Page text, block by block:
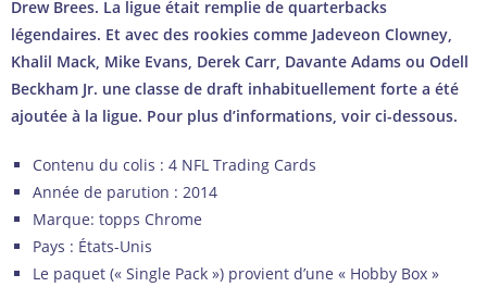
Drew Brees. La ligue était remplie de quarterbacks
légendaires. Et avec des rookies comme Jadeveon Clowney,
Khalil Mack, Mike Evans, Derek Carr, Davante Adams ou Odell
Beckham Jr. une classe de draft inhabituellement forte a été
ajoutée à la ligue. Pour plus d’informations, voir ci-dessous.
Contenu du colis : 4 NFL Trading Cards
Année de parution : 2014
Marque: topps Chrome
Pays : États-Unis
Le paquet (« Single Pack ») provient d’une « Hobby Box »